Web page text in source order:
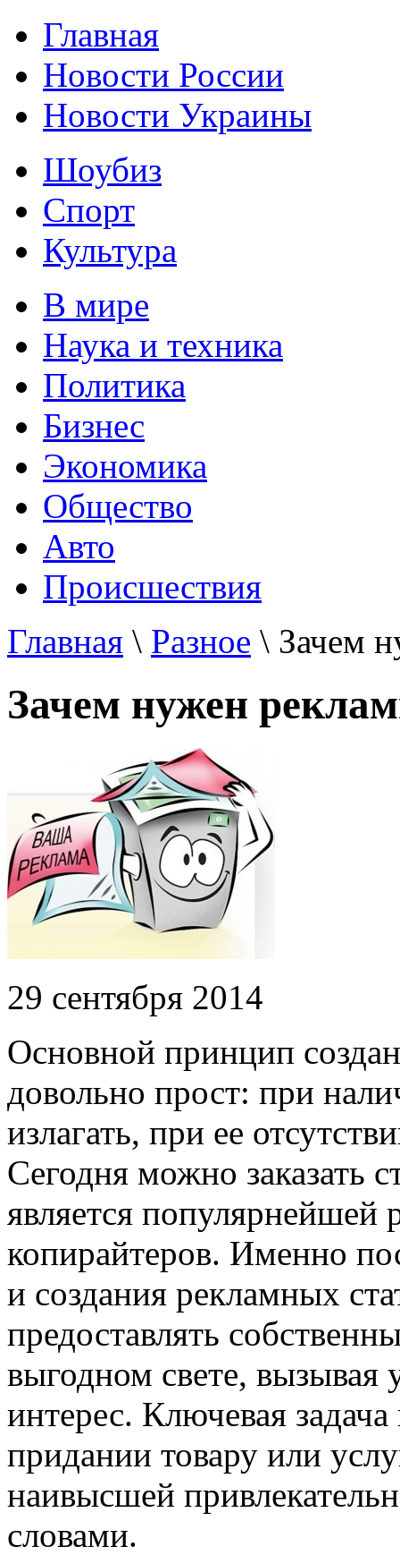
Главная
Новости России
Новости Украины
Шоубиз
Спорт
Культура
В мире
Наука и техника
Политика
Бизнес
Экономика
Общество
Авто
Происшествия
Главная \ Разное \ Зачем
Зачем нужен
29 сентября 2014
Основной принцип
довольно прост: при
излагать, при ее
Сегодня можно заказать
является популярнейшей
копирайтеров. Именно
и создания рекламных
предоставлять
выгодном свете, вызывая
интерес. Ключевая
придании товару или
наивысшей
словами.